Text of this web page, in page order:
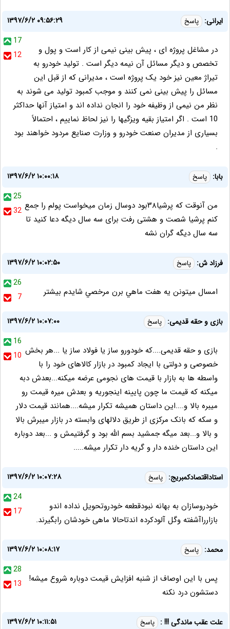
ایرانی: پاسخ
۱۳۹۷/۶/۲ ۰۹:۵۶:۲۹
17
12
در مشاغل پروژه ای ، پیش بینی نیمی از کار است و پول و
تخصص و دیگر مسائل آن نیمه دیگر است . تولید خودرو به
تیراژ معین نیز خود یک پروژه است ، مدیرانی که از قبل این
مسائل را پیش بینی نمی کنند و موجب کمبود تولید می شوند به
نظر من نیمی از وظیفه خود را انجان نداده اند و امتیاز آنها حداکثر
10 است . اگر امتیاز بقیه ویزگیها را نیز لحاظ نماییم ، احتمالاً
بسیاری از مدیران صنعت خودرو و وزارت صنایع مردود خواهند بود
.
بابا: پاسخ
۱۳۹۷/۶/۲ ۱۰:۰۰:۱۸
25
32 من آنوقت که پرشیا۳۸بود دوسال زمان میخواست پولم را جمع
کنم پرشیا شصت و هشتی رفت برای سه سال دیگه دعا کنید تا
سه سال دیگه گران نشه
فرزاد ش: پاسخ
۱۳۹۷/۶/۲ ۱۰:۰۲:۵۰
26
7
امسال ميتونن يه هفت ماهي برن مرخصي شايدم بيشتر
بازی و حقه قدیمی: پاسخ
۱۳۹۷/۶/۲ ۱۰:۰۷:۰۰
16
10 بازی و حقه قدیمی....که خودورو ساز یا فولاد ساز یا ...هر بخش
خصوصی و دولتی با ایجاد کمبود در بازار کالاهای خود را با
واسطه ها به بازار با قیمت های نجومی عرضه میکنه...بعدش دبه
میکنه که قیمت ما چون پایینه اینجوریه و بعدش میره قیمت رو
میبره بالا و....این داستان همیشه تکرار میشه....همانند قیمت دلار
و سکه که بانک مرکزی از طریق دلالهای وابسته در بازار میبرش بالا
و بالا و...بعد میگه جمشید بسم الله بود و گرفتیمش و ...بعد دوباره
این داستان خنده دار و گریه دار تکرار میشه.....
استاداقتصادکمبریج: پاسخ
۱۳۹۷/۶/۲ ۱۰:۰۷:۲۸
24
17
خودروسازان به بهانه نبودقطعه خودروتحویل نداده اندو
بازارراآشفته وگل آلودکرده اندتاحالا ماهی خودشان رابگیرند.
محمد: پاسخ
۱۳۹۷/۶/۲ ۱۰:۰۸:۱۷
28
13
پس با این اوصاف از شنبه افزایش قیمت دوباره شروع میشه!
دستشون درد نکنه
علت عقب ماندگی !!! : پاسخ
۱۳۹۷/۶/۲ ۱۰:۱۱:۵۱